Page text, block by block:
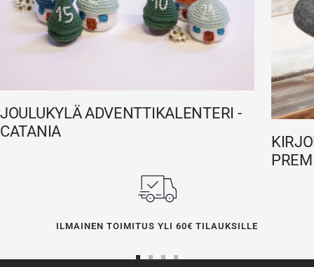
JOULUKYLÄ ADVENTTIKALENTERI -
CATANIA
ILMAINEN TOIMITUS YLI 60€ TILAUKSILLE